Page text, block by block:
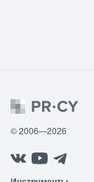
© 2006—2026